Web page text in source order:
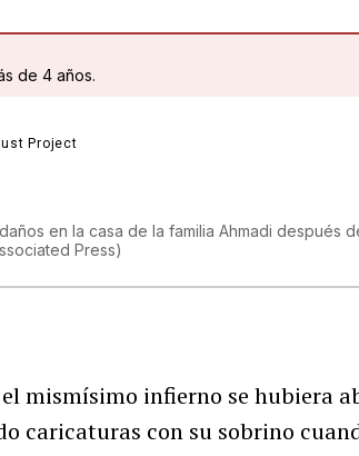
de 4 años.
en la casa de la familia Ahmadi después
Press)
mismísimo infierno se hubiera
caricaturas con su sobrino